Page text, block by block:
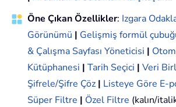
Öne Çıkan Özellikler: Izgara
Görünümü | Gelişmiş formül
& Çalışma Sayfası Yöneticisi |
Kütüphanesi | Tarih Seçici | Veri
Şifrele/Şifre Çöz | Listeye Göre E-
Süper Filtre | Özel Filtre (kalın/